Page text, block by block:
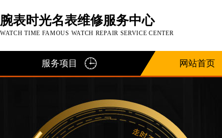
腕表时光名表维修服务中心
WATCH TIME FAMOUS WATCH REPAIR SERVICE CENTER
服务项目 网站首页